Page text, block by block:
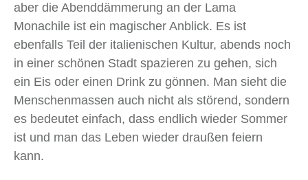
aber die Abenddämmerung an der Lama
Monachile ist ein magischer Anblick. Es ist
ebenfalls Teil der italienischen Kultur, abends noch
in einer schönen Stadt spazieren zu gehen, sich
ein Eis oder einen Drink zu gönnen. Man sieht die
Menschenmassen auch nicht als störend, sondern
es bedeutet einfach, dass endlich wieder Sommer
ist und man das Leben wieder draußen feiern
kann.